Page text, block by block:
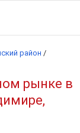
район /
рынке в